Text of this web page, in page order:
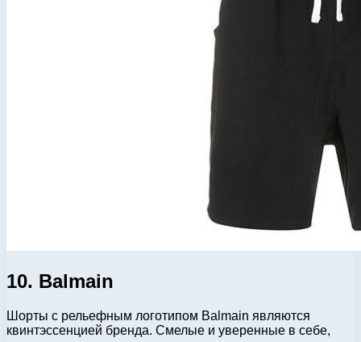
10. Balmain
Шорты с рельефным логотипом Balmain являются
квинтэссенцией бренда. Смелые и уверенные в себе,